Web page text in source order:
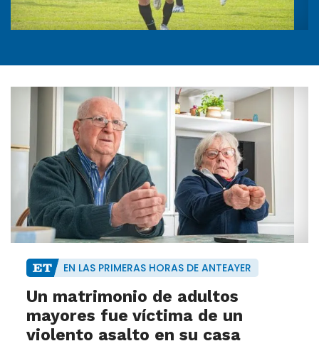
EN LAS PRIMERAS HORAS DE ANTEAYER
Un matrimonio de adultos
mayores fue víctima de un
violento asalto en su casa